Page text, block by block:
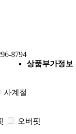
8794
상품부가정보
사계절
오버핏